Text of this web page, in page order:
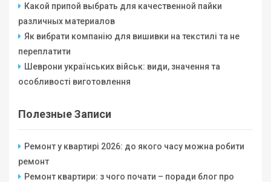
Какой припой выбрать для качественной пайки
различных материалов
Як вибрати компанію для вишивки на текстилі та не
переплатити
Шеврони українських військ: види, значення та
особливості виготовлення
Полезные Записи
Ремонт у квартирі 2026: до якого часу можна робити
ремонт
Ремонт квартири: з чого почати – поради блог про